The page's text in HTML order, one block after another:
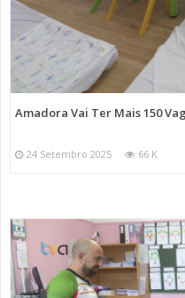
Amadora Vai Ter Mais 150
24 Setembro 2025 66 K